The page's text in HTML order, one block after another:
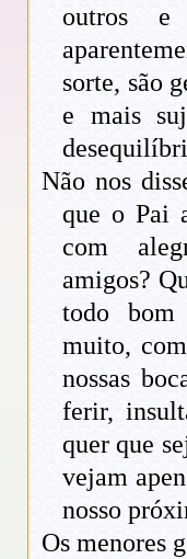
outros
sorte, são
e mais
Não nos
que o Pai
com
amigos?
todo
muito,
nossas
ferir,
quer que
vejam
nosso
Os menores